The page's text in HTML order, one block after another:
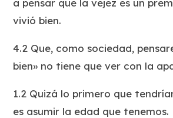
a pensar que la vejez es un
vivió bien.
4.2 Que, como sociedad,
bien» no tiene que ver con la
1.2 Quizá lo primero que
es asumir la edad que